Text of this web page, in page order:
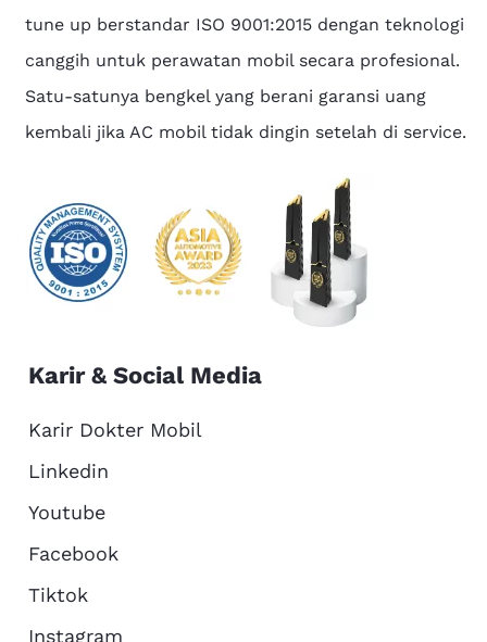
tune up berstandar ISO 9001:2015 dengan teknologi
canggih untuk perawatan mobil secara profesional.
Satu-satunya bengkel yang berani garansi uang
kembali jika AC mobil tidak dingin setelah di service.
Karir & Social Media
Karir Dokter Mobil
Linkedin
Youtube
Facebook
Tiktok
Instagram